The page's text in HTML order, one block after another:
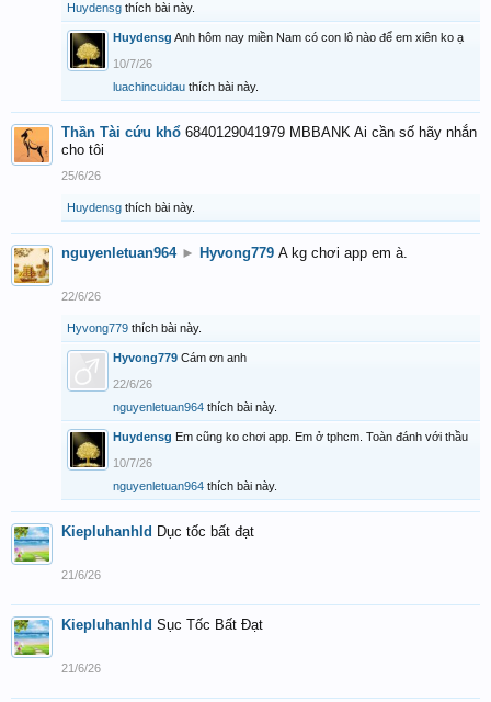
Huydensg thích bài này.
Huydensg Anh hôm nay miền Nam có con lô nào để em xiên ko ạ
10/7/26
luachincuidau thích bài này.
Thần Tài cứu khổ 6840129041979 MBBANK Ai cần số hãy nhắn
cho tôi
25/6/26
Huydensg thích bài này.
nguyenletuan964 ► Hyvong779 A kg chơi app em à.
22/6/26
Hyvong779 thích bài này.
Hyvong779 Cám ơn anh
22/6/26
nguyenletuan964 thích bài này.
Huydensg Em cũng ko chơi app. Em ở tphcm. Toàn đánh với thầu
10/7/26
nguyenletuan964 thích bài này.
Kiepluhanhld Dục tốc bất đạt
21/6/26
Kiepluhanhld Sục Tốc Bất Đạt
21/6/26